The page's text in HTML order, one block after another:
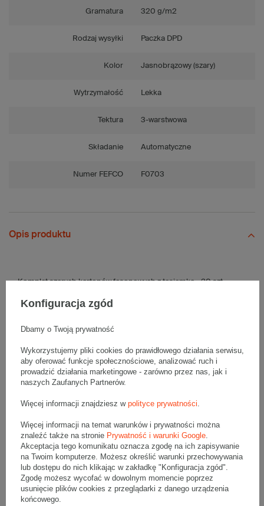
Gramatura 320 g/m2
Rodzaj wysyłki Paczka DPD
Kolor Jasnobrązowy (szary)
Wytrzymałość Lekka
Tektura 3-warstwowa
Składanie Automatyczne
Numer FEFCO F0703
Opis produktu
Komplet szarych kartonów fasonowych z tasiemką - 20 szt.
wysokość)
Opakowanie wykonane jest z tektury falistej 3-warstwowej, fala B
Wymiary :
• zewnętrzne:
250x150x100 mm
• wewnętrzne: 245x144x85 mm
• pojemność:2 l
• tektura falista:3-warstwowa
• fala:
B
• gramatura:320 g/m2
• kolor:Szary
Dodatkowe:
• waga jednostkowa (+/-5%):64 g
• typ fefco:
Konfiguracja zgód
Dbamy o Twoją prywatność
Wykorzystujemy pliki cookies do prawidłowego działania serwisu,
aby oferować funkcje społecznościowe, analizować ruch i
prowadzić działania marketingowe - zarówno przez nas, jak i
naszych Zaufanych Partnerów.
Więcej informacji znajdziesz w polityce prywatności.
Więcej informacji na temat warunków i prywatności można
znaleźć także na stronie Prywatność i warunki Google.
Akceptacja tego komunikatu oznacza zgodę na ich zapisywanie
na Twoim komputerze. Możesz określić warunki przechowywania
lub dostępu do nich klikając w zakładkę "Konfiguracja zgód".
Zgodę możesz wycofać w dowolnym momencie poprzez
usunięcie plików cookies z przeglądarki z danego urządzenia
końcowego.